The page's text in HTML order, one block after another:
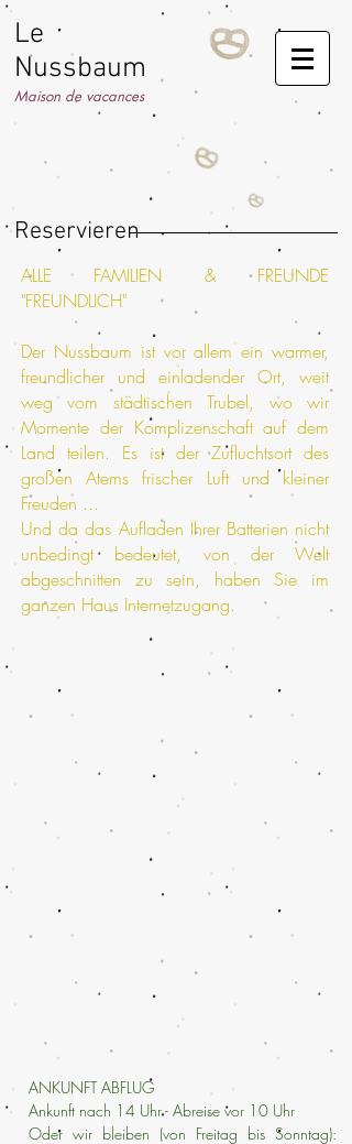
Le
Nussbaum
Maison de vacances
Reservieren
ALLE FAMILIEN & FREUNDE
"FREUNDLICH"
Der Nussbaum ist vor allem ein warmer,
freundlicher und einladender Ort, weit
weg vom städtischen Trubel, wo wir
Momente der Komplizenschaft auf dem
Land teilen. Es ist der Zufluchtsort des
großen Atems frischer Luft und kleiner
Freuden ...
Und da das Aufladen Ihrer Batterien nicht
unbedingt bedeutet, von der Welt
abgeschnitten zu sein, haben Sie im
ganzen Haus Internetzugang.
ANKUNFT ABFLUG
Ankunft nach 14 Uhr - Abreise vor 10 Uhr
Oder wir bleiben (von Freitag bis Sonntag):